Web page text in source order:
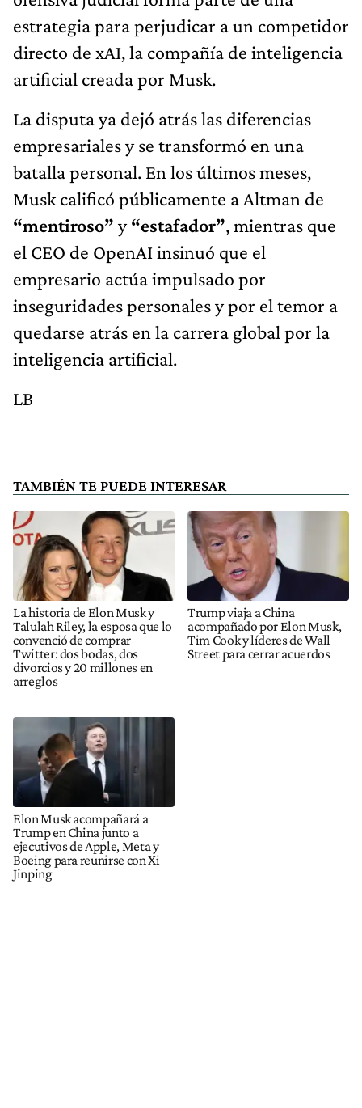
estrategia para perjudicar a un competidor
directo de xAI, la compañía de inteligencia
artificial creada por Musk.
La disputa ya dejó atrás las diferencias
empresariales y se transformó en una
batalla personal. En los últimos meses,
Musk calificó públicamente a Altman de
“mentiroso” y“estafador”, mientras que
el CEO de OpenAI insinuó que el
empresario actúa impulsado por
inseguridades personales y por el temor a
quedarse atrás en la carrera global por la
inteligencia artificial.
LB
TAMBIÉN TE PUEDE INTERESAR
La historia de Elon Musk y
Talulah Riley, la esposa que lo
convenció de comprar
Twitter: dos bodas, dos
divorcios y 20 millones en
arreglos
Trump viaja a China
acompañado por Elon Musk,
Tim Cook y líderes de Wall
Street para cerrar acuerdos
Elon Musk acompañará a
Trump en China junto a
ejecutivos de Apple, Meta y
Boeing para reunirse con Xi
Jinping